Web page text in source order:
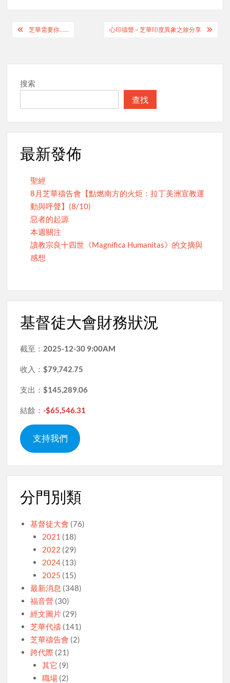
Post芝華需要你…… 心印禱聲 – 芝華印度異象之旅分享
搜索
查找
最新發佈
聖經
8月芝華禱告會【點燃南方的火炬：拉丁美洲宣教運
動與呼聲】(8/10)
惡者的起源
本週關注
讀教宗良十四世《Magnifica Humanitas》的文摘與
感想
基督徒大會財務狀況
截至： 2025-12-30 9:00AM
收入：$79,742.75
支出：$145,289.06
結餘：-$65,546.31
支持我們
分門別類
基督徒大會 (76)
2021 (18)
2022 (29)
2024(13)
2025 (15)
最新消息 (348)
福音營 (30)
經文圖片 (29)
芝華代禱 (141)
芝華禱告會 (2)
跨代際 (21)
其它 (9)
職場(2)